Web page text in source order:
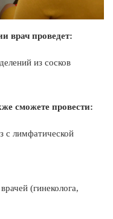
врач проведет:
из сосков
сможете провести:
с лимфатической
(гинеколога,